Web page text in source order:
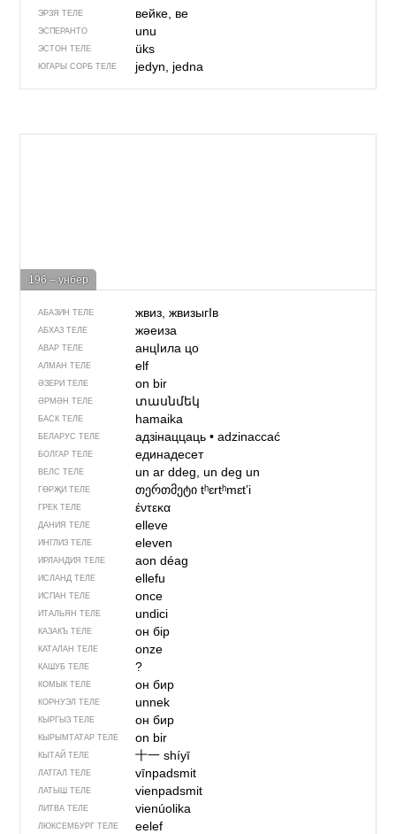
ЭРЗЯ ТЕЛЕ вейке, ве
ЭСПЕРАНТО unu
ЭСТОН ТЕЛЕ üks
ЮГАРЫ СОРБ ТЕЛЕ jedyn, jedna
196 – унбер
АБАЗИН ТЕЛЕ жвиз, жвизыгIв
АБХАЗ ТЕЛЕ жәеиза
АВАР ТЕЛЕ анцIила цо
АЛМАН ТЕЛЕ elf
ӘЗЕРИ ТЕЛЕ on bir
ӘРМӘН ТЕЛЕ տասնմեկ
БАСК ТЕЛЕ hamaika
БЕЛАРУС ТЕЛЕ адзінаццаць• adzinaccać
БОЛГАР ТЕЛЕ единадесет
ВЕЛС ТЕЛЕ un ar ddeg, un deg un
ГӨРҖИ ТЕЛЕ თერთმეტიtʰɛrtʰmɛtʼi
ГРЕК ТЕЛЕ έντεκα
ДАНИЯ ТЕЛЕ elleve
ИНГЛИЗ ТЕЛЕ eleven
ИРЛАНДИЯ ТЕЛЕ aon déag
ИСЛАНД ТЕЛЕ ellefu
ИСПАН ТЕЛЕ once
ИТАЛЬЯН ТЕЛЕ undici
КАЗАКЪ ТЕЛЕ он бір
КАТАЛАН ТЕЛЕ onze
КАШУБ ТЕЛЕ ?
КОМЫК ТЕЛЕ он бир
КОРНУЭЛ ТЕЛЕ unnek
КЫРГЫЗ ТЕЛЕ он бир
КЫРЫМТАТАР ТЕЛЕ on bir
КЫТАЙ ТЕЛЕ 十一shíyī
ЛАТГАЛ ТЕЛЕ vīnpadsmit
ЛАТЫШ ТЕЛЕ vienpadsmit
ЛИТВА ТЕЛЕ vienúolika
ЛЮКСЕМБУРГ ТЕЛЕ eelef